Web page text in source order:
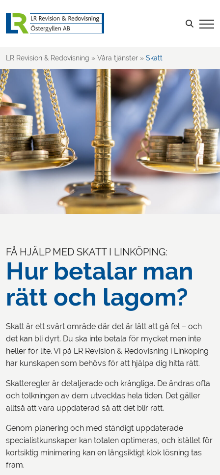
Rådgivning
LOGGA IN
Sök efter:
LR Revision & Redovisning » Våra tjänster » Skatt
FÅ HJÄLP MED SKATT I LINKÖPING:
Hur betalar man
rätt och lagom?
Skatt är ett svårt område där det är lätt att gå fel – och
det kan bli dyrt. Du ska inte betala för mycket men inte
heller för lite. Vi på LR Revision & Redovisning i Linköping
har kunskapen som behövs för att hjälpa dig hitta rätt.
Skatteregler är detaljerade och krångliga. De ändras ofta
och tolkningen av dem utvecklas hela tiden. Det gäller
alltså att vara uppdaterad så att det blir rätt.
Genom planering och med ständigt uppdaterade
specialistkunskaper kan totalen optimeras, och istället för
kortsiktig minimering kan en långsiktigt klok lösning tas
fram.